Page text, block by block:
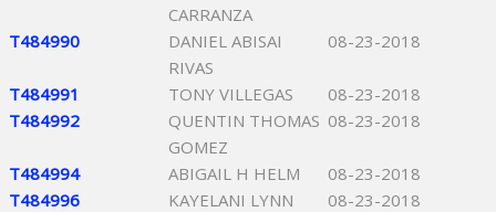
CARRANZA
T484990
DANIEL ABISAI
RIVAS
08-23-2018
T484991 TONY VILLEGAS
08-23-2018
T484992
QUENTIN THOMAS
GOMEZ
08-23-2018
T484994 ABIGAIL H HELM
08-23-2018
T484996
KAYELANI LYNN
08-23-2018